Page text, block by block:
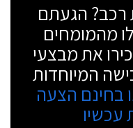
רכב? הגעתם
מהמומחים
את מבצעי
המיוחדות
בחינם הצעה
עכשיו